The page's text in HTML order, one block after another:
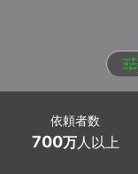
依頼者数
700万人以上